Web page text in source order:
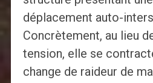
déplacement auto-
Concrètement, au lieu
tension, elle se
change de raideur de